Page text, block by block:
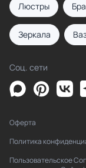
Люстры Бра
Зеркала
Соц. сети
Оферта
Политика
Пользовательское